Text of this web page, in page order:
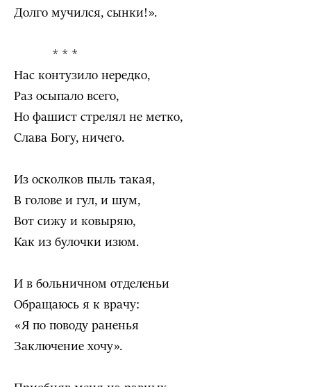
Долго мучился, сынки!».
* * *
Нас контузило нередко,
Раз осыпало всего,
Но фашист стрелял не метко,
Слава Богу, ничего.
Из осколков пыль такая,
В голове и гул, и шум,
Вот сижу и ковыряю,
Как из булочки изюм.
И в больничном отделеньи
Обращаюсь я к врачу:
«Я по поводу раненья
Заключение хочу».